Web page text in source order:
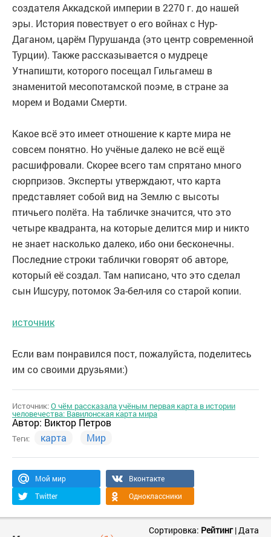
создателя Аккадской империи в 2270 г. до нашей
эры. История повествует о его войнах с Нур-
Даганом, царём Пурушанда (это центр современной
Турции). Также рассказывается о мудреце
Утнапишти, которого посещал Гильгамеш в
знаменитой месопотамской поэме, в стране за
морем и Водами Смерти.
Какое всё это имеет отношение к карте мира не
совсем понятно. Но учёные далеко не всё ещё
расшифровали. Скорее всего там спрятано много
сюрпризов. Эксперты утверждают, что карта
представляет собой вид на Землю с высоты
птичьего полёта. На табличке значится, что это
четыре квадранта, на которые делится мир и никто
не знает насколько далеко, ибо они бесконечны.
Последние строки таблички говорят об авторе,
который её создал. Там написано, что это сделал
сын Ишсуру, потомок Эа-бел-иля со старой копии.
источник
Если вам понравился пост, пожалуйста, поделитесь
им со своими друзьями:)
Источник:О чём рассказала учёным первая карта в истории
человечества: Вавилонская карта мира
Автор: Виктор Петров
Теги: карта Мир
Мой мир
Вконтакте
Twitter
Одноклассники
Сортировка: Рейтинг|Дата